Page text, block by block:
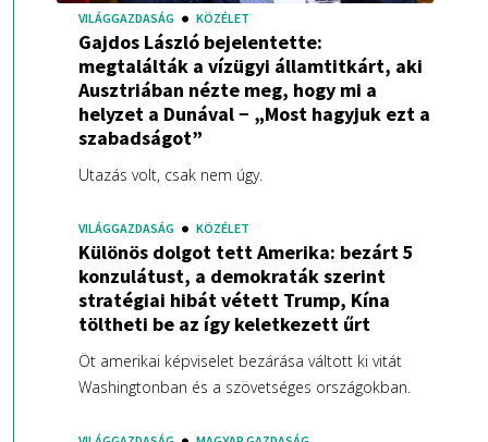
VILÁGGAZDASÁG KÖZÉLET
Gajdos László bejelentette:
megtalálták a vízügyi államtitkárt, aki
Ausztriában nézte meg, hogy mi a
helyzet a Dunával − „Most hagyjuk ezt a
szabadságot”
Utazás volt, csak nem úgy.
VILÁGGAZDASÁG KÖZÉLET
Különös dolgot tett Amerika: bezárt 5
konzulátust, a demokraták szerint
stratégiai hibát vétett Trump, Kína
töltheti be az így keletkezett űrt
Öt amerikai képviselet bezárása váltott ki vitát
Washingtonban és a szövetséges országokban.